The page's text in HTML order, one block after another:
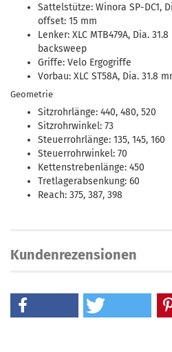
Sattelstütze: Winora SP-DC1,
offset: 15 mm
Lenker: XLC MTB479A, Dia.
backsweep
Griffe: Velo Ergogriffe
Vorbau: XLC ST58A, Dia. 31.8
Geometrie
Sitzrohrlänge: 440, 480, 520
Sitzrohrwinkel: 73
Steuerrohrlänge: 135, 145, 160
Steuerrohrwinkel: 70
Kettenstrebenlänge: 450
Tretlagerabsenkung: 60
Reach: 375, 387, 398
Kundenrezensionen